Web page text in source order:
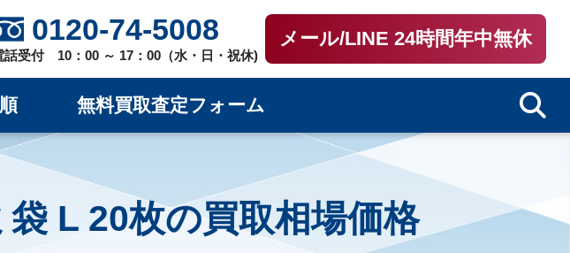
0120-74-5008
話受付 10：00 ～ 17：00（水・日・祝休)
メール/LINE 24時間年中無休
無料買取査定フォーム
L 20枚の買取相場価格